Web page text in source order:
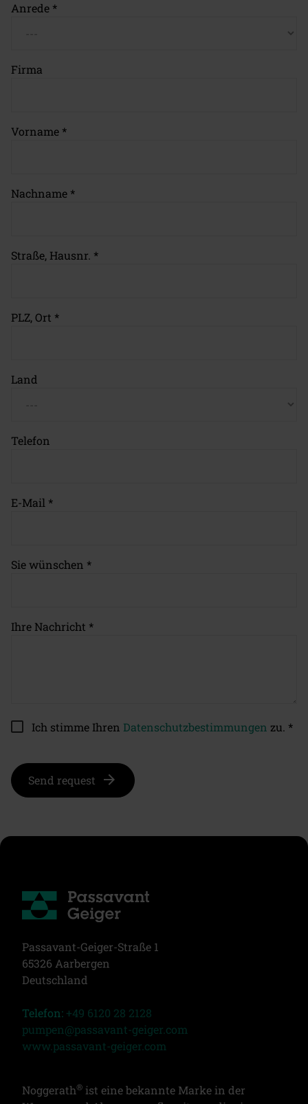
Anrede *
Firma
Vorname *
Nachname *
Straße, Hausnr. *
PLZ, Ort *
Land
Telefon
E-Mail *
Sie wünschen *
Ihre Nachricht *
Ich stimme Ihren Datenschutzbestimmungen zu. *
Send request
Passavant-Geiger-Straße 1
65326 Aarbergen
Deutschland
Telefon: +49 6120 28 2128
pumpen@passavant-geiger.com
www.passavant-geiger.com
Noggerath® ist eine bekannte Marke in der